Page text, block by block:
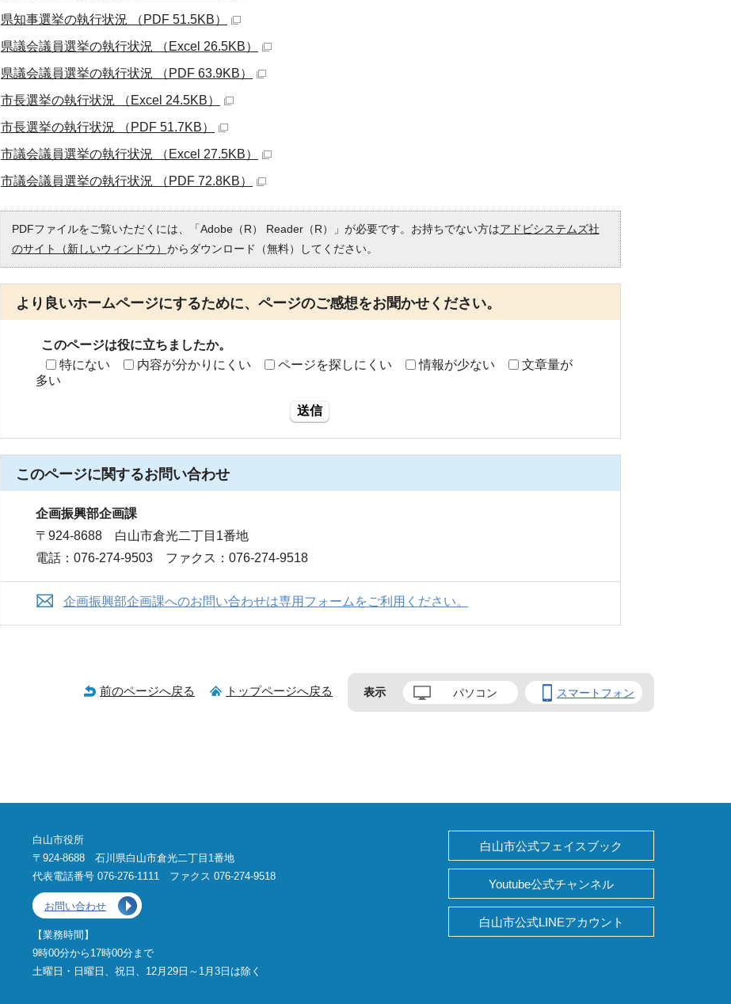
県知事選挙の執行状況 （PDF 51.5KB）
県議会議員選挙の執行状況 （Excel 26.5KB）
県議会議員選挙の執行状況 （PDF 63.9KB）
市長選挙の執行状況 （Excel 24.5KB）
市長選挙の執行状況 （PDF 51.7KB）
市議会議員選挙の執行状況 （Excel 27.5KB）
市議会議員選挙の執行状況 （PDF 72.8KB）
PDFファイルをご覧いただくには、「Adobe（R） Reader（R）」が必要です。お持ちでない方はアドビシステムズ社
のサイト（新しいウィンドウ） からダウンロード（無料）してください。
より良いホームページにするために、ページのご感想をお聞かせください。
このページは役に立ちましたか。
特にない
内容が分かりにくい ページを探しにくい 情報が少ない
文章量が
多い
送信
このページに関するお問い合わせ
企画振興部企画課
〒924-8688 白山市倉光二丁目1番地
電話：076-274-9503 ファクス：076-274-9518
企画振興部企画課へのお問い合わせは専用フォームをご利用ください。
前のページへ戻る トップページへ戻る 表示 パソコン スマートフォン
白山市役所
〒924-8688 石川県白山市倉光二丁目1番地
代表電話番号 076-276-1111 ファクス 076-274-9518
お問い合わせ
【業務時間】
9時00分から17時00分まで
土曜日・日曜日、祝日、12月29日～1月3日は除く
白山市公式フェイスブック
Youtube公式チャンネル
白山市公式LINEアカウント